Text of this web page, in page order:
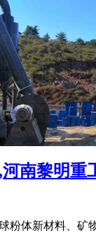
南黎明重
粉体新材料、矿